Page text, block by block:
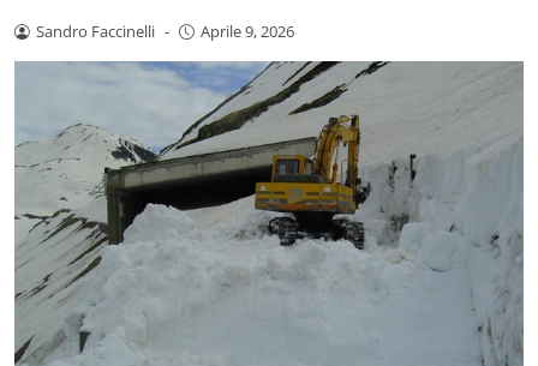
Sandro Faccinelli - Aprile 9, 2026